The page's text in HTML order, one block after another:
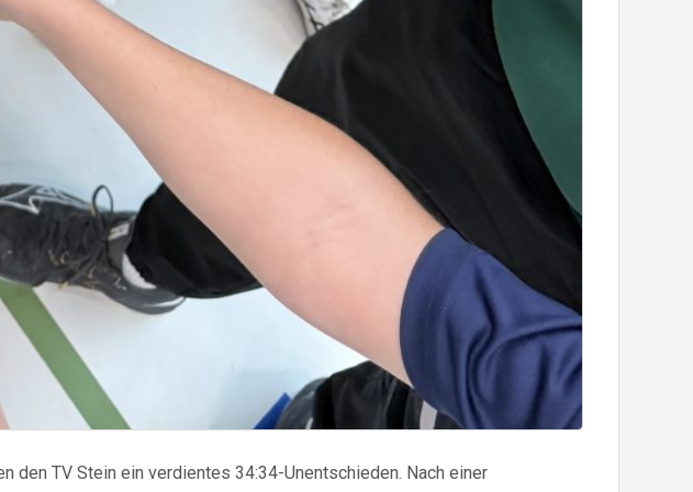
den TV Stein ein verdientes 34:34-Unentschieden. Nach einer